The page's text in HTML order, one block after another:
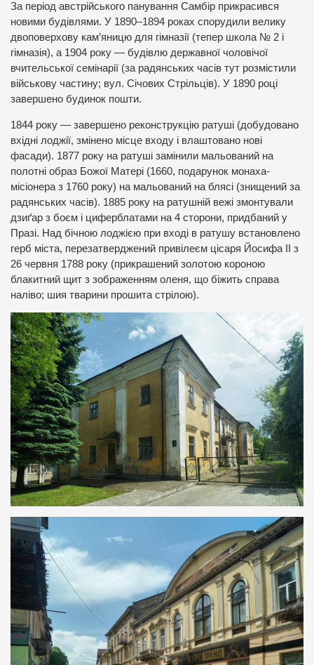
За період австрійського панування Самбір прикрасився
новими будівлями. У 1890–1894 роках спорудили велику
двоповерхову кам’яницю для гімназії (тепер школа № 2 i
гімназія), а 1904 року — будівлю державної чоловічої
вчительської семінарії (за радянських часів тут розмістили
військову частину; вул. Січових Стрільців). У 1890 році
завершено будинок пошти.
1844 року — завершено реконструкцію ратуші (добудовано
вхідні лоджії, змінено місце входу і влаштовано нові
фасади). 1877 року на ратуші замінили мальований на
полотні образ Божої Матері (1660, подарунок монаха-
місіонера з 1760 року) на мальований на блясі (знищений за
радянських часів). 1885 року на ратушній вежі змонтували
дзиґар з боєм i циферблатами на 4 сторони, придбаний у
Празі. Над бічною лоджією при вході в ратушу встановлено
герб міста, перезатверджений привілеєм цісаря Йосифа II з
26 червня 1788 року (прикрашений золотою короною
блакитний щит з зображенням оленя, що біжить справа
наліво; шия тварини прошита стрілою).